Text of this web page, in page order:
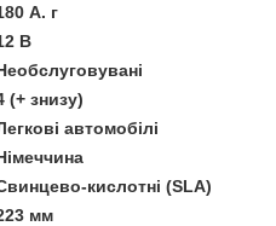
А. г
В
(+ знизу)
автомобілі
кислотні (SLA)
мм